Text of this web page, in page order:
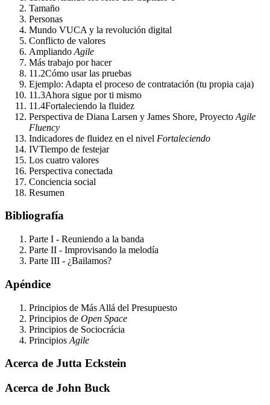
Tamaño
Personas
Mundo VUCA y la revolución digital
Conflicto de valores
Ampliando Agile
Más trabajo por hacer
11.2Cómo usar las pruebas
Ejemplo: Adapta el proceso de contratación (tu propia caja)
11.3Ahora sigue por ti mismo
11.4Fortaleciendo la fluidez
Perspectiva de Diana Larsen y James Shore, Proyecto Agile
Fluency
Indicadores de fluidez en el nivel Fortaleciendo
IVTiempo de festejar
Los cuatro valores
Perspectiva conectada
Conciencia social
Resumen
Bibliografía
Parte I - Reuniendo a la banda
Parte II - Improvisando la melodía
Parte III - ¿Bailamos?
Apéndice
Principios de Más Allá del Presupuesto
Principios de Open Space
Principios de Sociocrácia
Principios Agile
Acerca de Jutta Eckstein
Acerca de John Buck